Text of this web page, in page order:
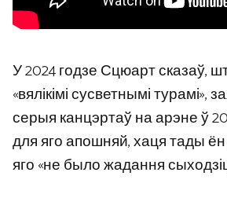
У 2024 годзе Сцюарт сказаў,
«вялікімі сусветнымі турамі»,
серыя канцэртаў на арэне ў
для яго апошняй, хаця тады
яго «не было жадання